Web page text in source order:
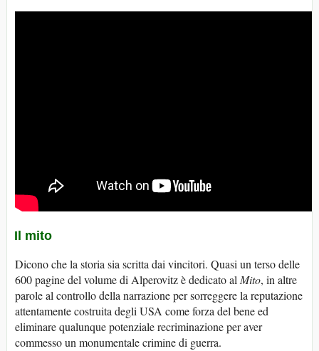
Il mito
Dicono che la storia sia scritta dai vincitori. Quasi un terso delle
600 pagine del volume di Alperovitz è dedicato al Mito, in altre
parole al controllo della narrazione per sorreggere la reputazione
attentamente costruita degli USA come forza del bene ed
eliminare qualunque potenziale recriminazione per aver
commesso un monumentale crimine di guerra.